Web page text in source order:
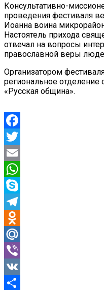
Консультативно-
проведения фестиваля
Иоанна воина
Настоятель прихода
отвечал на вопросы
православной веры
Организатором
региональное
«Русская община».
Facebook
Twitter
Email
WhatsApp
Skype
Telegram
Odnoklassniki
Mail.Ru
Viber
VK